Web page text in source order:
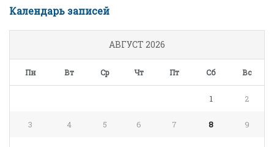
Календарь записей
АВГУСТ 2026
Пн Вт Ср Чт Пт Сб Вс
1 2
3 4 5 6 7 8 9